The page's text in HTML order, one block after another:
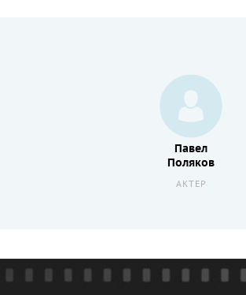
Павел
Поляков
АКТЕР